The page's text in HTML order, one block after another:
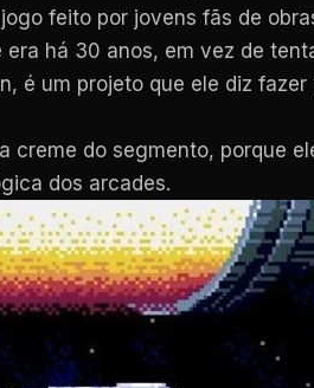
feito por jovens fãs de
há 30 anos, em vez de
é um projeto que ele diz
creme do segmento, porque
dos arcades.